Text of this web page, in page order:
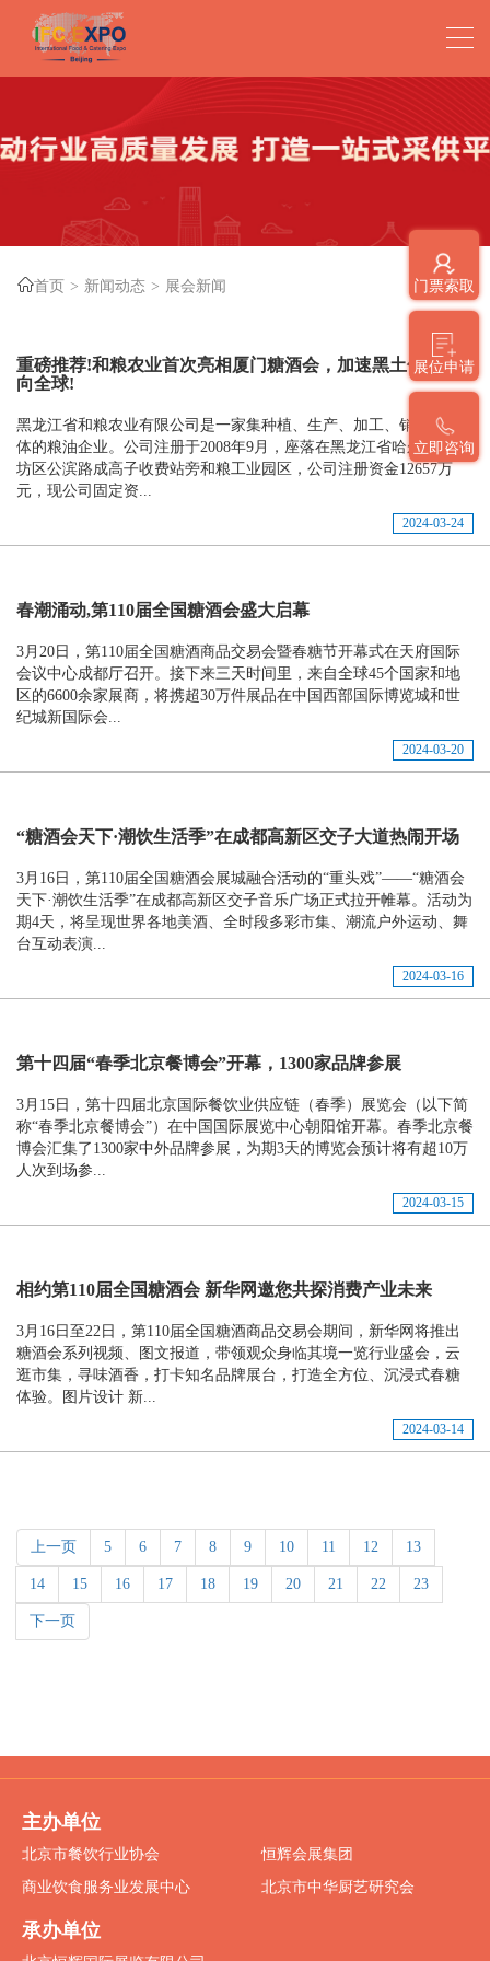
门票索取
展位申请
立即咨询
首页 新闻动态 展会新闻
重磅推荐!和粮农业首次亮相厦门糖酒会，加速黑土优品走
向全球!
黑龙江省和粮农业有限公司是一家集种植、生产、加工、销售为一
体的粮油企业。公司注册于2008年9月，座落在黑龙江省哈尔滨市香
坊区公滨路成高子收费站旁和粮工业园区，公司注册资金12657万
元，现公司固定资...
2024-03-24
春潮涌动,第110届全国糖酒会盛大启幕
3月20日，第110届全国糖酒商品交易会暨春糖节开幕式在天府国际
会议中心成都厅召开。接下来三天时间里，来自全球45个国家和地
区的6600余家展商，将携超30万件展品在中国西部国际博览城和世
纪城新国际会...
2024-03-20
“糖酒会天下·潮饮生活季”在成都高新区交子大道热闹开场
3月16日，第110届全国糖酒会展城融合活动的“重头戏”——“糖酒会
天下·潮饮生活季”在成都高新区交子音乐广场正式拉开帷幕。活动为
期4天，将呈现世界各地美酒、全时段多彩市集、潮流户外运动、舞
台互动表演...
2024-03-16
第十四届“春季北京餐博会”开幕，1300家品牌参展
3月15日，第十四届北京国际餐饮业供应链（春季）展览会（以下简
称“春季北京餐博会”）在中国国际展览中心朝阳馆开幕。春季北京餐
博会汇集了1300家中外品牌参展，为期3天的博览会预计将有超10万
人次到场参...
2024-03-15
相约第110届全国糖酒会 新华网邀您共探消费产业未来
3月16日至22日，第110届全国糖酒商品交易会期间，新华网将推出
糖酒会系列视频、图文报道，带领观众身临其境一览行业盛会，云
逛市集，寻味酒香，打卡知名品牌展台，打造全方位、沉浸式春糖
体验。图片设计 新...
2024-03-14
上一页 5 6 7 8 9 10 11 12 13
14 15 16 17 18 19 20 21 22 23
下一页
主办单位
北京市餐饮行业协会
恒辉会展集团
商业饮食服务业发展中心
北京市中华厨艺研究会
承办单位